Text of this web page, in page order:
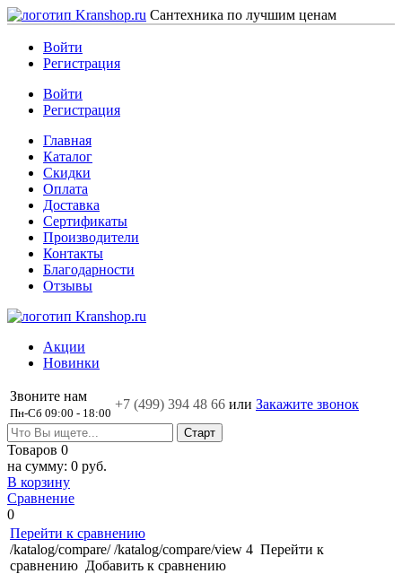
Сантехника по лучшим ценам
Войти
Регистрация
Войти
Регистрация
Главная
Каталог
Скидки
Оплата
Доставка
Сертификаты
Производители
Контакты
Благодарности
Отзывы
Акции
Новинки
Звоните нам
Пн-Сб 09:00 - 18:00
+7 (499) 394 48 66 или Закажите звонок
Товаров 0
на сумму: 0 руб.
В корзину
Сравнение
0
Перейти к сравнению
/katalog/compare/ /katalog/compare/view 4 Перейти к
сравнению Добавить к сравнению